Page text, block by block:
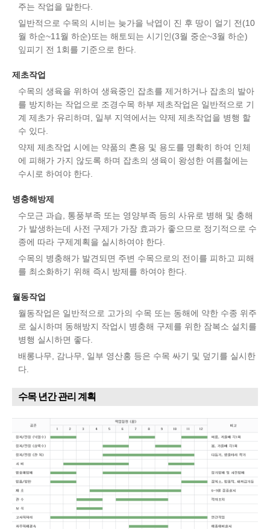
주는 작업을 말한다.
일반적으로 수목의 시비는 늦가을 낙엽이 진 후 땅이 얼기 전(10
월 하순~11월 하순)또는 해토되는 시기인(3월 중순~3월 하순)
잎피기 전 1회를 기준으로 한다.
제초작업
수목의 생육을 위하여 생육중인 잡초를 제거하거나 잡초의 발아
를 방지하는 작업으로 조경수목 하부 제초작업은 일반적으로 기
계 제초가 유리하며, 일부 지역에서는 약제 제초작업을 병행 할
수 있다.
약제 제초작업 시에는 약품의 혼용 및 용도를 명확히 하여 인체
에 피해가 가지 않도록 하며 잡초의 생육이 왕성한 여름철에는
수시로 하여야 한다.
병충해방제
수모근 과습, 통풍부족 또는 영양부족 등의 사유로 병해 및 충해
가 발생하는데 사전 구제가 가장 효과가 좋으므로 정기적으로 수
종에 따라 구제계획을 실시하여야 한다.
수목의 병충해가 발견되면 주변 수목으로의 전이를 피하고 피해
를 최소화하기 위해 즉시 방제를 하여야 한다.
월동작업
월동작업은 일반적으로 고가의 수목 또는 동해에 약한 수종 위주
로 실시하며 동해방지 작업시 병충해 구제를 위한 잠복소 설치를
병행 실시하면 좋다.
배롱나무, 감나무, 일부 영산홍 등은 수목 싸기 및 덮기를 실시한
다.
수목 년간 관리 계획